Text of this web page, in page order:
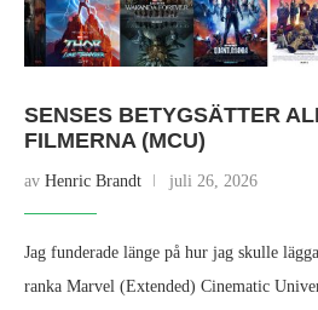
SENSES BETYGSÄTTER
FILMERNA (MCU)
av Henric Brandt juli 26, 2026
Jag funderade länge på hur jag skulle
ranka Marvel (Extended) Cinematic